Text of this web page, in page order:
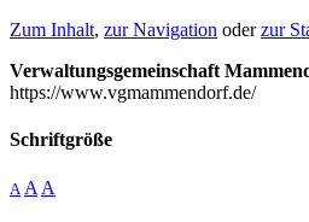
Zum Inhalt, zur Navigation oderzur
Verwaltungsgemeinschaft
https://www.vgmammendorf.de/
Schriftgröße
A A A